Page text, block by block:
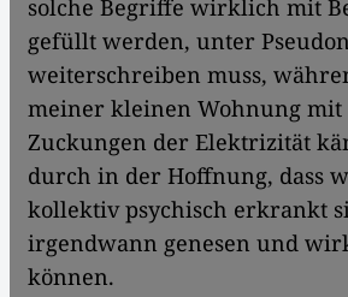
solche Begriffe wirklich mit
gefüllt werden, unter
weiterschreiben muss,
meiner kleinen Wohnung mit
Zuckungen der Elektrizität
durch in der Hoffnung, dass
kollektiv psychisch erkrankt
irgendwann genesen und
können.